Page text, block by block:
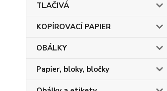
TLAČIVÁ
KOPÍROVACÍ PAPIER
OBÁLKY
Papier, bloky, bločky